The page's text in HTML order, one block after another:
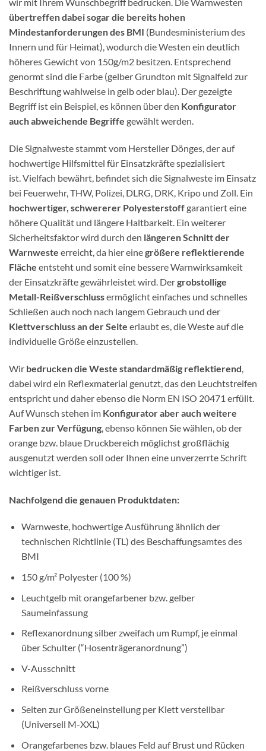
übertreffen dabei sogar die bereits hohen
Mindestanforderungen des BMI (Bundesministerium des
Innern und für Heimat), wodurch die Westen ein deutlich
höheres Gewicht von 150g/m2 besitzen. Entsprechend
genormt sind die Farbe (gelber Grundton mit Signalfeld zur
Beschriftung wahlweise in gelb oder blau). Der gezeigte
Begriff ist ein Beispiel, es können über den Konfigurator
auch abweichende Begriffe gewählt werden.
Die Signalweste stammt vom Hersteller Dönges, der auf
hochwertige Hilfsmittel für Einsatzkräfte spezialisiert
ist. Vielfach bewährt, befindet sich die Signalweste im Einsatz
bei Feuerwehr, THW, Polizei, DLRG, DRK, Kripo und Zoll. Ein
hochwertiger, schwererer Polyesterstoffgarantiert eine
höhere Qualität und längere Haltbarkeit. Ein weiterer
Sicherheitsfaktor wird durch den längeren Schnitt der
Warnweste erreicht, da hier einegrößere reflektierende
Fläche entsteht und somit eine bessere Warnwirksamkeit
der Einsatzkräfte gewährleistet wird. Dergrobstollige
Metall-Reißverschlussermöglicht einfaches und schnelles
Schließen auch noch nach langem Gebrauch und der
Klettverschluss an der Seite erlaubt es, die Weste auf die
individuelle Größe einzustellen.
Wir bedrucken die Weste standardmäßig reflektierend,
dabei wird ein Reflexmaterial genutzt, das den Leuchtstreifen
entspricht und daher ebenso die Norm EN ISO 20471 erfüllt.
Auf Wunsch stehen im Konfigurator aber auch weitere
Farben zur Verfügung, ebenso können Sie wählen, ob der
orange bzw. blaue Druckbereich möglichst großflächig
ausgenutzt werden soll oder Ihnen eine unverzerrte Schrift
wichtiger ist.
Nachfolgend die genauen Produktdaten:
Warnweste, hochwertige Ausführung ähnlich der
technischen Richtlinie (TL) des Beschaffungsamtes des
BMI
150 g/m² Polyester (100 %)
Leuchtgelb mit orangefarbener bzw. gelber
Saumeinfassung
Reflexanordnung silber zweifach um Rumpf, je einmal
über Schulter (“Hosenträgeranordnung”)
V-Ausschnitt
Reißverschluss vorne
Seiten zur Größeneinstellung per Klett verstellbar
(Universell M-XXL)
Orangefarbenes bzw. blaues Feld auf Brust und Rücken